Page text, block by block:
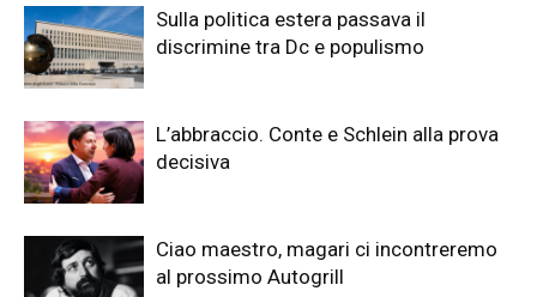
Sulla politica estera passava il
discrimine tra Dc e populismo
L’abbraccio. Conte e Schlein alla prova
decisiva
Ciao maestro, magari ci incontreremo
al prossimo Autogrill